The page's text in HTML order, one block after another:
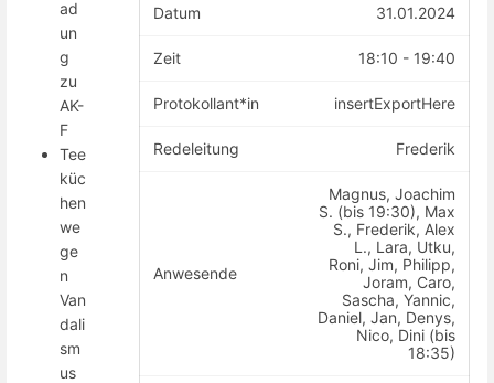
Datum 31.01.2024
Zeit 18:10 - 19:40
Protokollant*in insertExportHere
Redeleitung Frederik
Anwesende
Magnus, Joachim
S. (bis 19:30), Max
S., Frederik, Alex
L., Lara, Utku,
Roni, Jim, Philipp,
Joram, Caro,
Sascha, Yannic,
Daniel, Jan, Denys,
Nico, Dini (bis
18:35)
ad
un
g
zu
AK-
F
Tee
küc
hen
we
ge
n
Van
dali
sm
us